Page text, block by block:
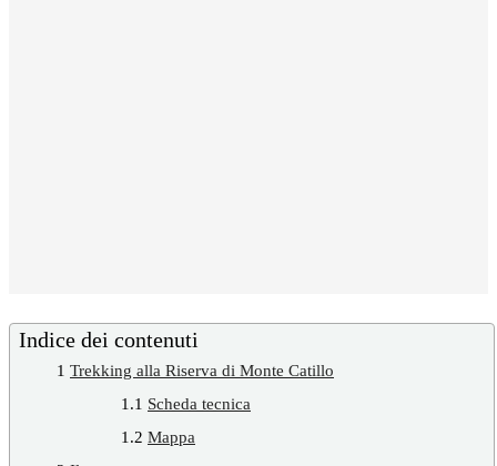
Indice dei contenuti
1 Trekking alla Riserva di Monte Catillo
1.1 Scheda tecnica
1.2 Mappa